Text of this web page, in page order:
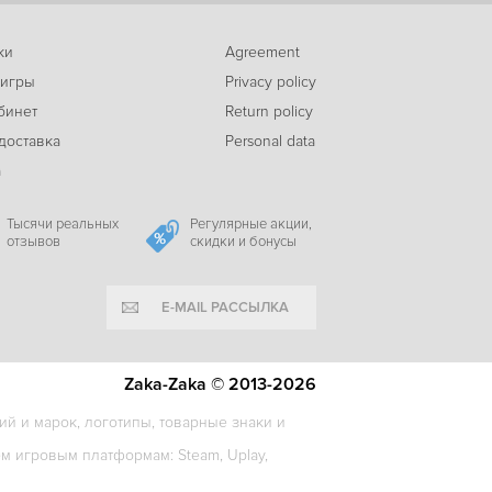
-27%
Desynced
795c
145
-83%
Diplomacy is Not an Option
Agreement
Privacy policy
Return policy
Personal data
Тысячи реальных
отзывов
Регулярные акции,
скидки и бонусы
E-MAIL РАССЫЛКА
и марок, логотипы, товарные знаки и
игровым платформам: Steam, Uplay,
Zaka-Zaka © 2013-2026